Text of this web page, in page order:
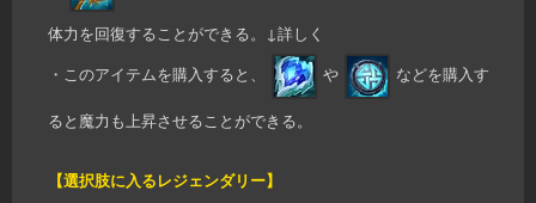
体力を回復することができる。↓詳しく
・このアイテムを購入すると、
や などを購入す
ると魔力も上昇させることができる。
【選択肢に入るレジェンダリー】